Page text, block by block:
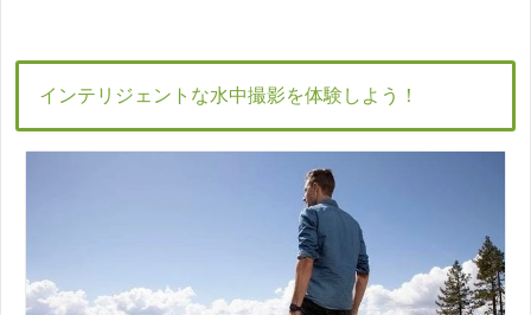
インテリジェントな水中撮影を体験しよう！